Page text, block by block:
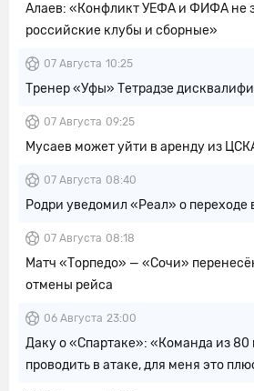
Алаев: «Конфликт УЕФА и ФИФА не
российские клубы и сборные»
07 Августа 10:25
Тренер «Уфы» Тетрадзе
07 Августа 09:25
Мусаев может уйти в аренду из
07 Августа 08:40
Родри уведомил «Реал» о переходе
07 Августа 08:18
Матч «Торпедо» — «Сочи»
отмены рейса
06 Августа 23:00
Даку о «Спартаке»: «Команда из
проводить в атаке, для меня это